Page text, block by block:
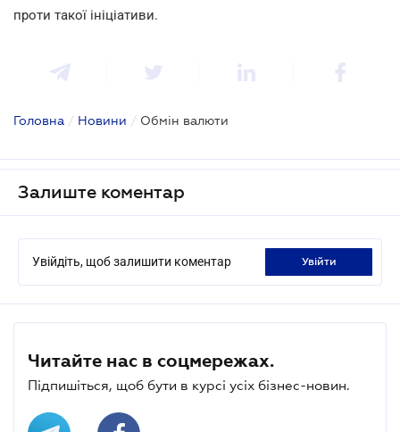
проти такої ініціативи.
Головна / Новини / Обмін валюти
Залиште коментар
Увійдіть, щоб залишити коментар увійти
Читайте нас в соцмережах.
Підпишіться, щоб бути в курсі усіх бізнес-новин.